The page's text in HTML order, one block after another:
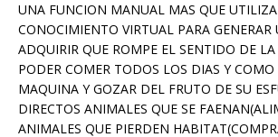
UNA FUNCION MANUAL MAS QUE
CONOCIMIENTO VIRTUAL PARA GENERAR
ADQUIRIR QUE ROMPE EL SENTIDO DE
PODER COMER TODOS LOS DIAS Y COMO
MAQUINA Y GOZAR DEL FRUTO DE SU
DIRECTOS ANIMALES QUE SE
ANIMALES QUE PIERDEN